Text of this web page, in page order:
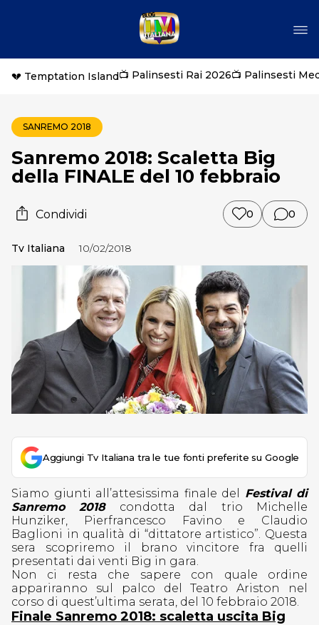
💔 Temptation Island📺 Palinsesti Rai 2026📺 Palinsesti
SANREMO 2018
Sanremo 2018: Scaletta Big
della FINALE del 10 febbraio
Condividi 0 0
Tv Italiana 10/02/2018
Aggiungi Tv Italiana tra le tue fonti preferite su Google
Siamo giunti all’attesissima finale del Festival di
Sanremo 2018condotta dal trio Michelle
Hunziker, Pierfrancesco Favino e Claudio
Baglioni in qualità di “dittatore artistico”. Questa
sera scopriremo il brano vincitore fra quelli
presentati dai venti Big in gara.
Non ci resta che sapere con quale ordine
appariranno sul palco del Teatro Ariston nel
corso di quest’ultima serata, del 10 febbraio 2018.
Finale Sanremo 2018: scaletta uscita Big